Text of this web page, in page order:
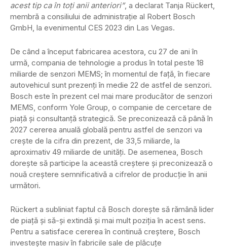
acest tip ca în toți anii anteriori”, a declarat Tanja Rückert,
membră a consiliului de administrație al Robert Bosch
GmbH, la evenimentul CES 2023 din Las Vegas.
De când a început fabricarea acestora, cu 27 de ani în
urmă, compania de tehnologie a produs în total peste 18
miliarde de senzori MEMS; în momentul de față, în fiecare
autovehicul sunt prezenți în medie 22 de astfel de senzori.
Bosch este în prezent cel mai mare producător de senzori
MEMS, conform Yole Group, o companie de cercetare de
piață și consultanță strategică. Se preconizează că până în
2027 cererea anuală globală pentru astfel de senzori va
crește de la cifra din prezent, de 33,5 miliarde, la
aproximativ 49 miliarde de unități. De asemenea, Bosch
dorește să participe la această creștere și preconizează o
nouă creștere semnificativă a cifrelor de producție în anii
următori.
Rückert a subliniat faptul că Bosch dorește să rămână lider
de piață și să-și extindă și mai mult poziția în acest sens.
Pentru a satisface cererea în continuă creștere, Bosch
investește masiv în fabricile sale de plăcuțe